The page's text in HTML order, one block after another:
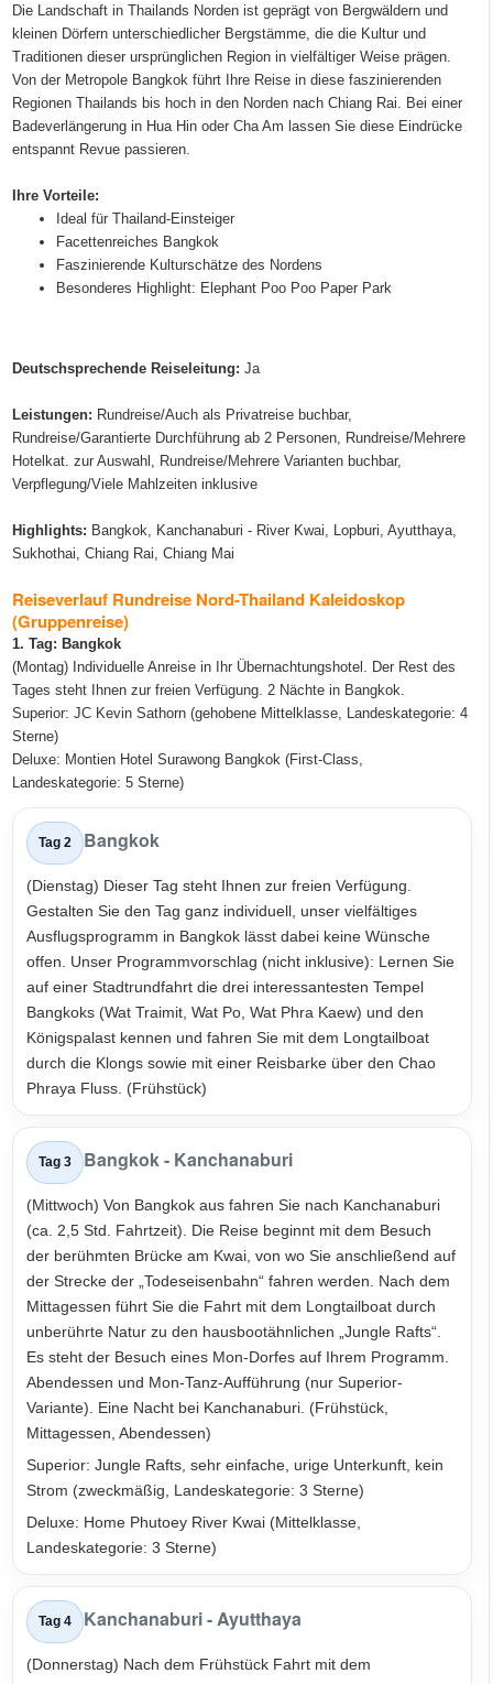
Die Landschaft in Thailands Norden ist geprägt von Bergwäldern und
kleinen Dörfern unterschiedlicher Bergstämme, die die Kultur und
Traditionen dieser ursprünglichen Region in vielfältiger Weise prägen.
Von der Metropole Bangkok führt Ihre Reise in diese faszinierenden
Regionen Thailands bis hoch in den Norden nach Chiang Rai. Bei einer
Badeverlängerung in Hua Hin oder Cha Am lassen Sie diese Eindrücke
entspannt Revue passieren.
Ihre Vorteile:
Ideal für Thailand-Einsteiger
Facettenreiches Bangkok
Faszinierende Kulturschätze des Nordens
Besonderes Highlight: Elephant Poo Poo Paper Park
Deutschsprechende Reiseleitung: Ja
Leistungen: Rundreise/Auch als Privatreise buchbar,
Rundreise/Garantierte Durchführung ab 2 Personen, Rundreise/Mehrere
Hotelkat. zur Auswahl, Rundreise/Mehrere Varianten buchbar,
Verpflegung/Viele Mahlzeiten inklusive
Highlights: Bangkok, Kanchanaburi - River Kwai, Lopburi, Ayutthaya,
Sukhothai, Chiang Rai, Chiang Mai
Reiseverlauf Rundreise Nord-Thailand Kaleidoskop
(Gruppenreise)
1. Tag: Bangkok
(Montag) Individuelle Anreise in Ihr Übernachtungshotel. Der Rest des
Tages steht Ihnen zur freien Verfügung. 2 Nächte in Bangkok.
Superior: JC Kevin Sathorn (gehobene Mittelklasse, Landeskategorie: 4
Sterne)
Deluxe: Montien Hotel Surawong Bangkok (First-Class,
Landeskategorie: 5 Sterne)
Tag 2 Bangkok
(Dienstag) Dieser Tag steht Ihnen zur freien Verfügung.
Gestalten Sie den Tag ganz individuell, unser vielfältiges
Ausflugsprogramm in Bangkok lässt dabei keine Wünsche
offen. Unser Programmvorschlag (nicht inklusive): Lernen Sie
auf einer Stadtrundfahrt die drei interessantesten Tempel
Bangkoks (Wat Traimit, Wat Po, Wat Phra Kaew) und den
Königspalast kennen und fahren Sie mit dem Longtailboat
durch die Klongs sowie mit einer Reisbarke über den Chao
Phraya Fluss. (Frühstück)
Tag 3 Bangkok - Kanchanaburi
(Mittwoch) Von Bangkok aus fahren Sie nach Kanchanaburi
(ca. 2,5 Std. Fahrtzeit). Die Reise beginnt mit dem Besuch
der berühmten Brücke am Kwai, von wo Sie anschließend auf
der Strecke der „Todeseisenbahn“ fahren werden. Nach dem
Mittagessen führt Sie die Fahrt mit dem Longtailboat durch
unberührte Natur zu den hausbootähnlichen „Jungle Rafts“.
Es steht der Besuch eines Mon-Dorfes auf Ihrem Programm.
Abendessen und Mon-Tanz-Aufführung (nur Superior-
Variante). Eine Nacht bei Kanchanaburi. (Frühstück,
Mittagessen, Abendessen)
Superior: Jungle Rafts, sehr einfache, urige Unterkunft, kein
Strom (zweckmäßig, Landeskategorie: 3 Sterne)
Deluxe: Home Phutoey River Kwai (Mittelklasse,
Landeskategorie: 3 Sterne)
Tag 4 Kanchanaburi - Ayutthaya
(Donnerstag) Nach dem Frühstück Fahrt mit dem